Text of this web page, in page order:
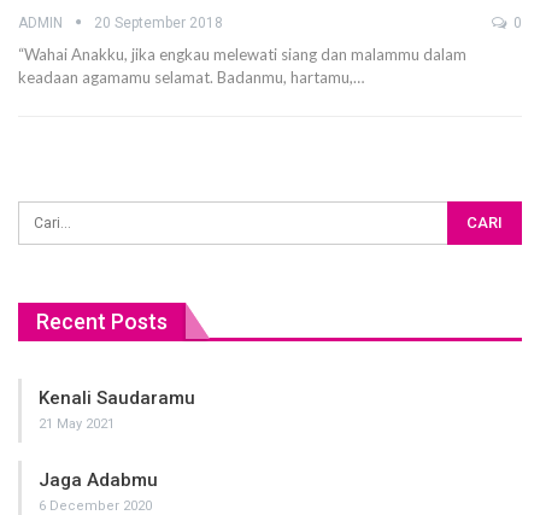
ADMIN 20 September 2018 0
“Wahai Anakku, jika engkau melewati siang dan malammu dalam
keadaan agamamu selamat. Badanmu, hartamu,…
Recent Posts
Kenali Saudaramu
21 May 2021
Jaga Adabmu
6 December 2020